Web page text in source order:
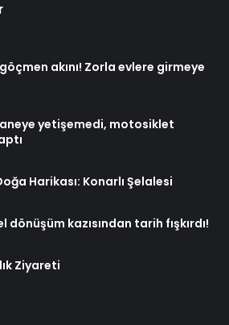
akını! Zorla evlere girmeye
yetişemedi, motosiklet
Harikası: Konarlı Şelalesi
kazısından tarih fışkırdı!
Ziyareti